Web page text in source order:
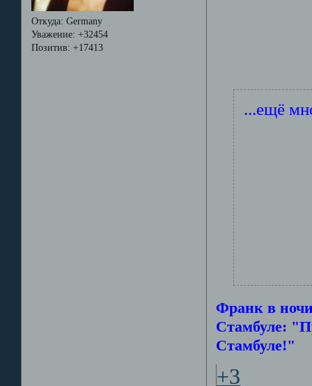
Откуда: Germany
Уважение: +32454
Позитив: +17413
...ещё
Франк в
Стамбуле:
Стамбуле!"
+3